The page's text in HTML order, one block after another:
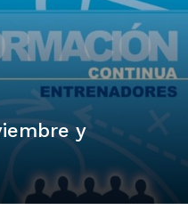
y